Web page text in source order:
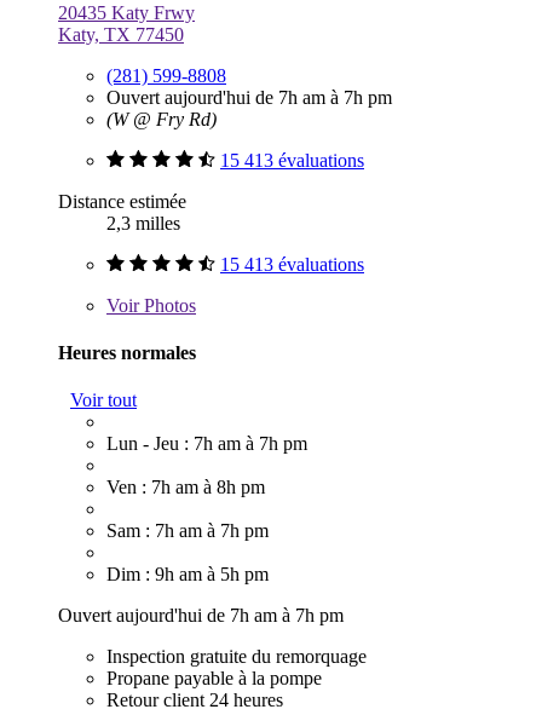
20435 Katy Frwy
Katy, TX 77450
(281) 599-8808
Ouvert aujourd'hui de 7h am à 7h pm
(W @ Fry Rd)
15 413 évaluations
Distance estimée
2,3 milles
15 413 évaluations
VoirPhotos
Heures normales
Voir tout
Lun - Jeu : 7h am à 7h pm
Ven : 7h am à 8h pm
Sam : 7h am à 7h pm
Dim : 9h am à 5h pm
Ouvert aujourd'hui de 7h am à 7h pm
Inspection gratuite du remorquage
Propane payable à la pompe
Retour client 24 heures